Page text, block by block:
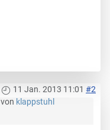
11 Jan. 2013 11:01 #2
von klappstuhl